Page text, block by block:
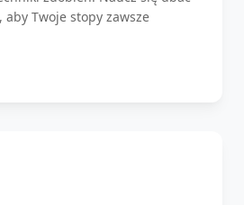
Twoje stopy zawsze